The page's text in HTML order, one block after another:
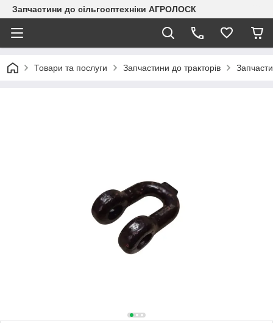
Запчастини до сільгосптехніки АГРОЛОСК
Товари та послуги Запчастини до тракторів